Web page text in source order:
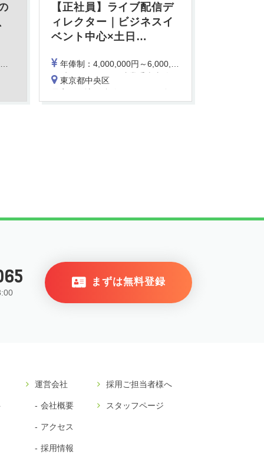
【正社員】ライブ配信デ
ィレクター｜ビジネスイ
ベント中心×土日 …
年俸制：4,000,000円～6,000,000円 ※前職給与、経験、スキルにより決定
30時間/月のみなし残業手当支給（年収に含まれます）
東京都中央区
まずは無料登録
運営会社
会社概要
アクセス
採用情報
採用ご担当者様へ
スタッフページ